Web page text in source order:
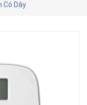
Có Dây